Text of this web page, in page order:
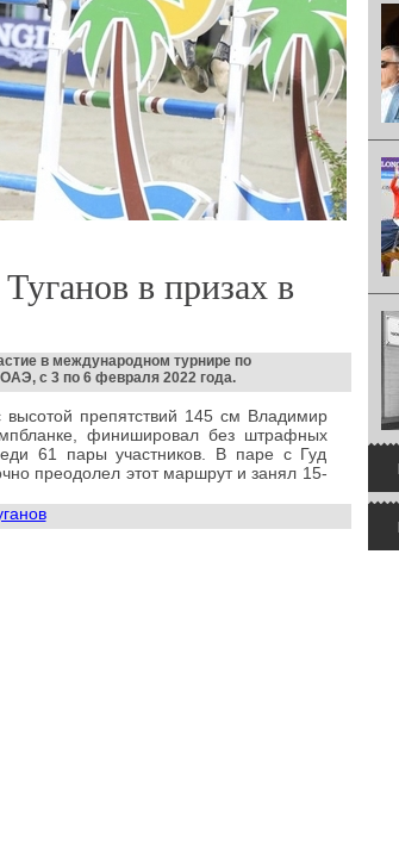
в призах в
в международном турнире по
с 3 по 6 февраля 2022 года.
препятствий 145 см Владимир
финишировал без штрафных
61 пары участников. В паре с Гуд
преодолел этот маршрут и занял 15-